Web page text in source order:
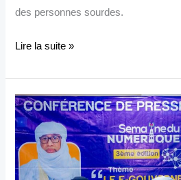
des personnes sourdes.
Lire la suite »
Le
Mali
lance
la
troisième